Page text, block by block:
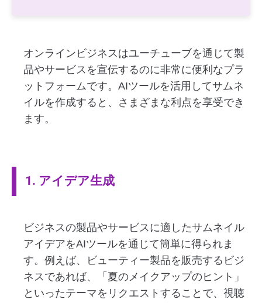
オンラインビジネスはユーチューブを通じて製
品やサービスを宣伝するのに非常に便利なプラ
ットフォームです。AIツールを活用してサムネ
イルを作成すると、さまざまな利点を享受でき
ます。
1. アイデア生成
ビジネスの製品やサービスに適したサムネイル
アイデアをAIツールを通じて簡単に得られま
す。例えば、ビューティー製品を販売するビジ
ネスであれば、「夏のメイクアップのヒント」
といったテーマをリクエストすることで、視聴